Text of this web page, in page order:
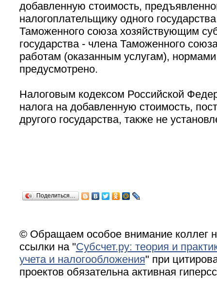
добавленную стоимость,
налогоплательщику одного
Таможенного союза хозяйствующим
государства - члена Таможенного
работам (оказанным услугам),
предусмотрено.
Налоговым кодексом Российской
налога на добавленную стоимость,
другого государства, также не
Поделиться…
© Обращаем особое внимание коллег
ссылки на "Субсчет.ру: теория и
учета и налогообложения" при
проектов обязательна активная